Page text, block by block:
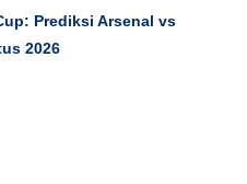
Prediksi Arsenal vs
2026